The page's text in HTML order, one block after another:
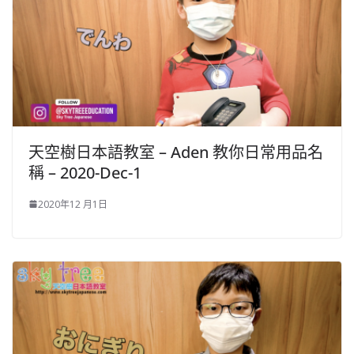
天空樹日本語教室 – Aden 教你日常用品名
稱 – 2020-Dec-1
2020年12 月1日